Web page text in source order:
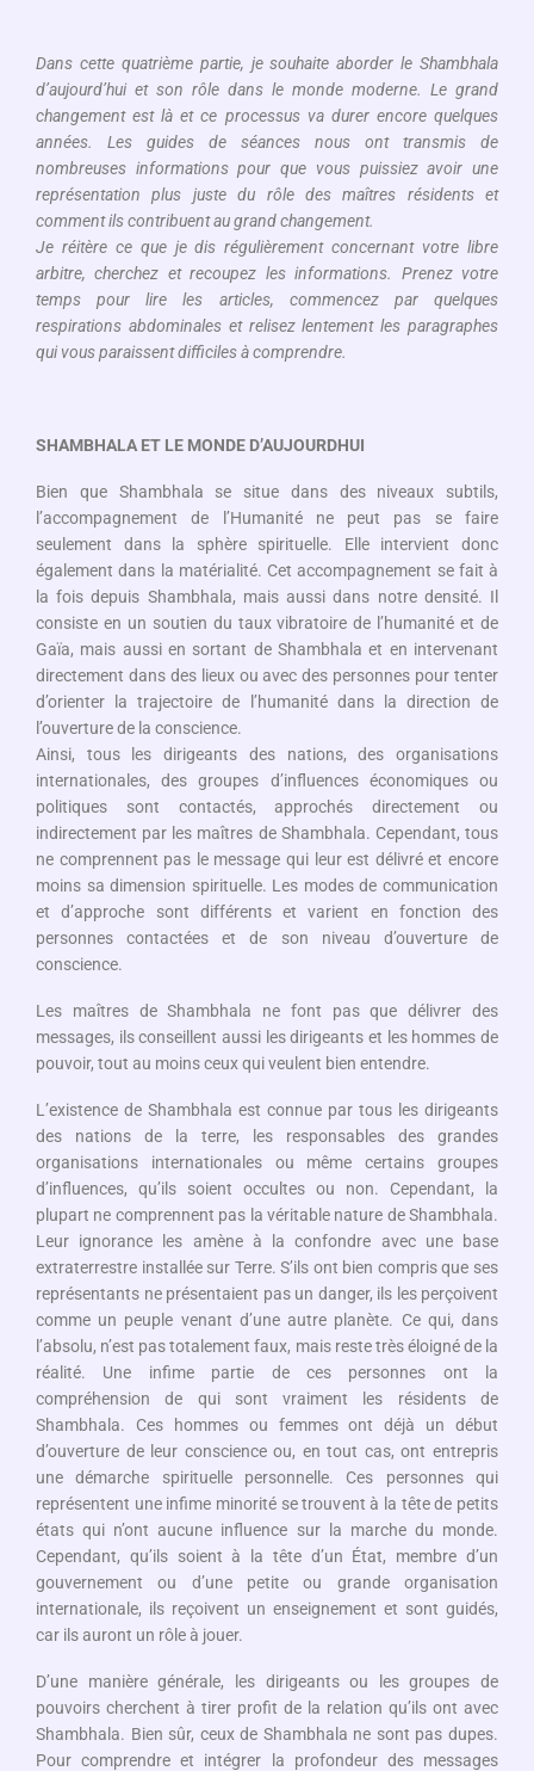
Dans cette quatrième partie, je souhaite aborder le Shambhala
d’aujourd’hui et son rôle dans le monde moderne. Le grand
changement est là et ce processus va durer encore quelques
années. Les guides de séances nous ont transmis de
nombreuses informations pour que vous puissiez avoir une
représentation plus juste du rôle des maîtres résidents et
comment ils contribuent au grand changement.
Je réitère ce que je dis régulièrement concernant votre libre
arbitre, cherchez et recoupez les informations. Prenez votre
temps pour lire les articles, commencez par quelques
respirations abdominales et relisez lentement les paragraphes
qui vous paraissent difficiles à comprendre.
SHAMBHALA ET LE MONDE D’AUJOURDHUI
Bien que Shambhala se situe dans des niveaux subtils,
l’accompagnement de l’Humanité ne peut pas se faire
seulement dans la sphère spirituelle. Elle intervient donc
également dans la matérialité. Cet accompagnement se fait à
la fois depuis Shambhala, mais aussi dans notre densité. Il
consiste en un soutien du taux vibratoire de l’humanité et de
Gaïa, mais aussi en sortant de Shambhala et en intervenant
directement dans des lieux ou avec des personnes pour tenter
d’orienter la trajectoire de l’humanité dans la direction de
l’ouverture de la conscience.
Ainsi, tous les dirigeants des nations, des organisations
internationales, des groupes d’influences économiques ou
politiques sont contactés, approchés directement ou
indirectement par les maîtres de Shambhala. Cependant, tous
ne comprennent pas le message qui leur est délivré et encore
moins sa dimension spirituelle. Les modes de communication
et d’approche sont différents et varient en fonction des
personnes contactées et de son niveau d’ouverture de
conscience.
Les maîtres de Shambhala ne font pas que délivrer des
messages, ils conseillent aussi les dirigeants et les hommes de
pouvoir, tout au moins ceux qui veulent bien entendre.
L’existence de Shambhala est connue par tous les dirigeants
des nations de la terre, les responsables des grandes
organisations internationales ou même certains groupes
d’influences, qu’ils soient occultes ou non. Cependant, la
plupart ne comprennent pas la véritable nature de Shambhala.
Leur ignorance les amène à la confondre avec une base
extraterrestre installée sur Terre. S’ils ont bien compris que ses
représentants ne présentaient pas un danger, ils les perçoivent
comme un peuple venant d’une autre planète. Ce qui, dans
l’absolu, n’est pas totalement faux, mais reste très éloigné de la
réalité. Une infime partie de ces personnes ont la
compréhension de qui sont vraiment les résidents de
Shambhala. Ces hommes ou femmes ont déjà un début
d’ouverture de leur conscience ou, en tout cas, ont entrepris
une démarche spirituelle personnelle. Ces personnes qui
représentent une infime minorité se trouvent à la tête de petits
états qui n’ont aucune influence sur la marche du monde.
Cependant, qu’ils soient à la tête d’un État, membre d’un
gouvernement ou d’une petite ou grande organisation
internationale, ils reçoivent un enseignement et sont guidés,
car ils auront un rôle à jouer.
D’une manière générale, les dirigeants ou les groupes de
pouvoirs cherchent à tirer profit de la relation qu’ils ont avec
Shambhala. Bien sûr, ceux de Shambhala ne sont pas dupes.
Pour comprendre et intégrer la profondeur des messages